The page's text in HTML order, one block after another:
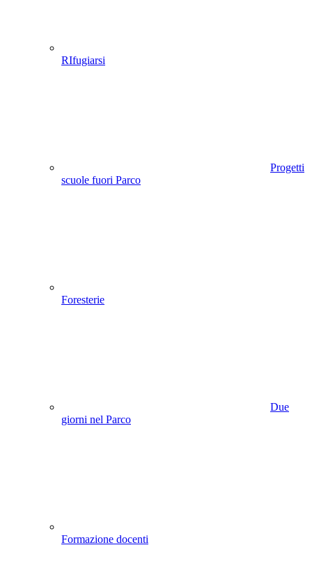
RIfugiarsi
Progetti
scuole fuori Parco
Foresterie
Due
giorni nel Parco
Formazione docenti